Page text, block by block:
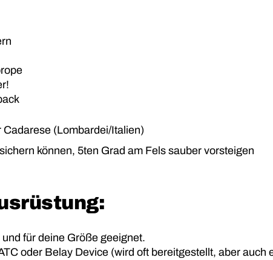
Cadarese (Lombardei/Italien)
können, 5ten Grad am Fels sauber vorsteigen
für deine Größe geeignet.
oder Belay Device (wird oft bereitgestellt, aber auch